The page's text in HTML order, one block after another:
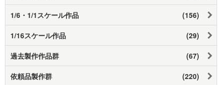
1/6・1/1スケール作品 (156)
1/16スケール作品 (29)
過去製作作品群 (67)
依頼品製作群 (220)